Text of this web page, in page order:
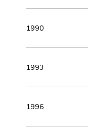
1990
1993
1996